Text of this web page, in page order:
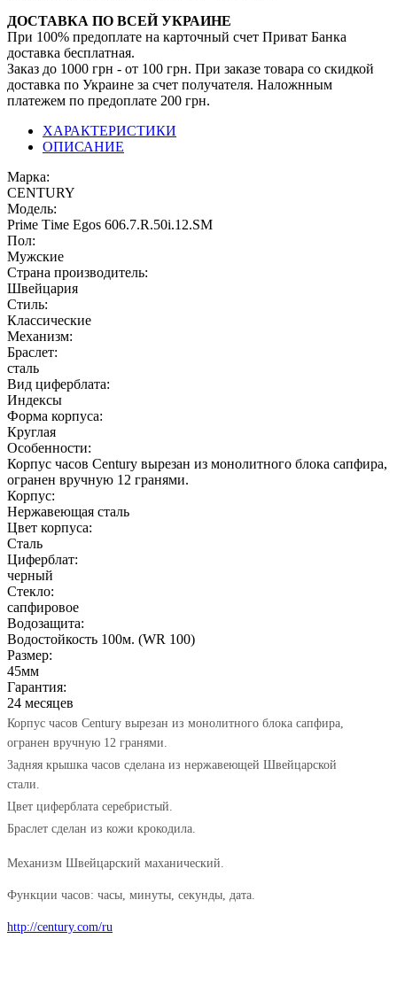
ДОСТАВКА ПО ВСЕЙ УКРАИНЕ
При 100% предоплате на карточный счет Приват Банка
доставка бесплатная.
Заказ до 1000 грн - от 100 грн. При заказе товара со скидкой
доставка по Украине за счет получателя. Наложнным
платежем по предоплате 200 грн.
ХАРАКТЕРИСТИКИ
ОПИСАНИЕ
Марка:
CENTURY
Модель:
Рriме Тiме Еgоs 606.7.R.50i.12.SМ
Пол:
Мужские
Страна производитель:
Швейцария
Стиль:
Классические
Механизм:
Браслет:
сталь
Вид циферблата:
Индексы
Форма корпуса:
Круглая
Особенности:
Корпус часов Century вырезан из монолитного блока сапфира,
огранен вручную 12 гранями.
Корпус:
Нержавеющая cталь
Цвет корпуса:
Сталь
Циферблат:
черный
Стекло:
сапфировое
Водозащита:
Водостойкость 100м. (WR 100)
Размер:
45мм
Гарантия:
24 месяцев
Корпус часов Century вырезан из монолитного блока сапфира,
огранен вручную 12 гранями.
Задняя крышка часов сделана из нержавеющей Швейцарской
стали.
Цвет циферблата серебристый.
Браслет сделан из кожи крокодила.
Механизм Швейцарский маханический.
Функции часов: часы, минуты, секунды, дата.
http://century.com/ru